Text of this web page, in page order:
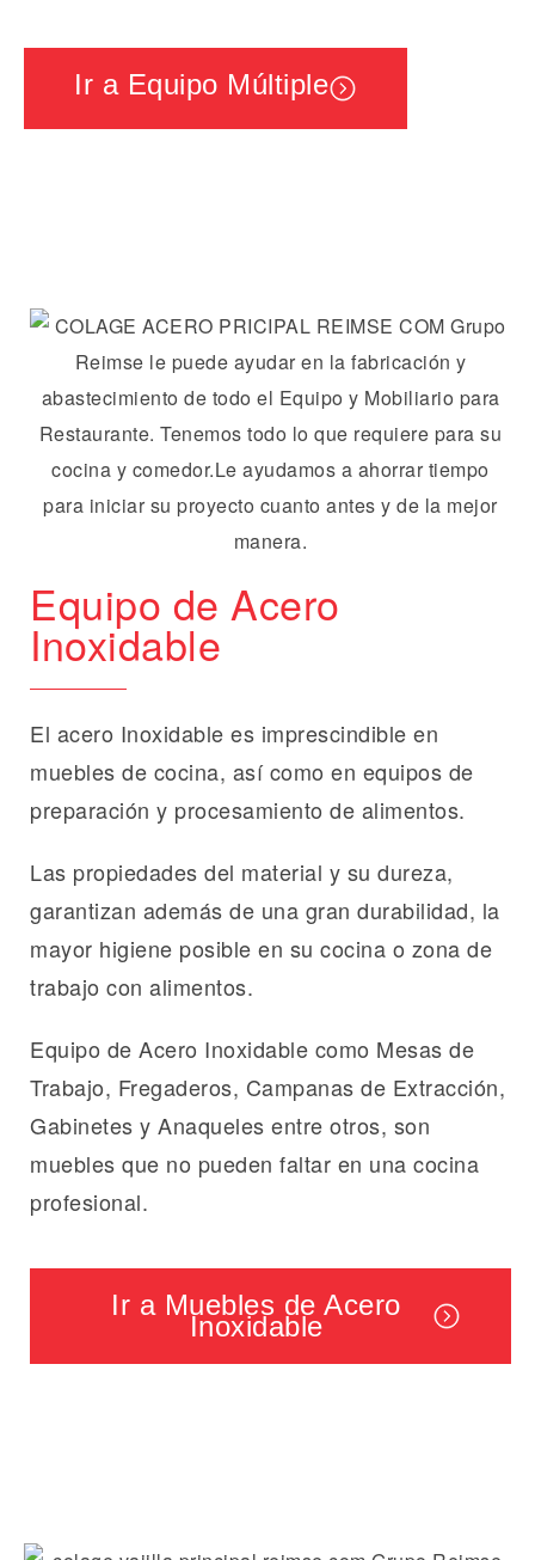
Ir a Equipo Múltiple
Equipo de Acero
Inoxidable
El acero Inoxidable es imprescindible en
muebles de cocina, así como en equipos de
preparación y procesamiento de alimentos.
Las propiedades del material y su dureza,
garantizan además de una gran durabilidad, la
mayor higiene posible en su cocina o zona de
trabajo con alimentos.
Equipo de Acero Inoxidable como Mesas de
Trabajo, Fregaderos, Campanas de Extracción,
Gabinetes y Anaqueles entre otros, son
muebles que no pueden faltar en una cocina
profesional.
Ir a Muebles de Acero
Inoxidable